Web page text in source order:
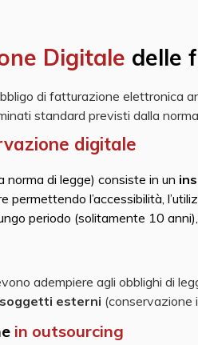
Digitale delle
di fatturazione
standard previsti dalla
digitale
norma di legge) consiste in un
permettendo l’accessibilità,
periodo (solitamente 10
adempiere agli obblighi di
soggetti esterni (conservazione
in outsourcing